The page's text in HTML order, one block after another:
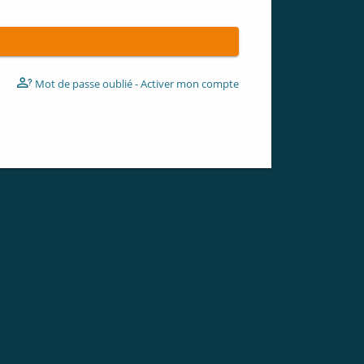
Mot de passe oublié - Activer mon compte